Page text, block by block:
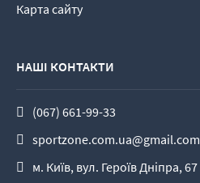
Карта сайту
НАШІ КОНТАКТИ
(067) 661-99-33
sportzone.com.ua@gmail.com
м. Київ, вул. Героїв Дніпра, 67